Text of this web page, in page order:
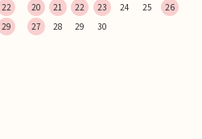
22
29
20
21 22 23 24 25
26
27
28 29 30